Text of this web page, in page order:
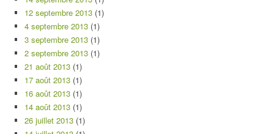
12 septembre 2013 (1)
4 septembre 2013 (1)
3 septembre 2013 (1)
2 septembre 2013 (1)
21 août 2013 (1)
17 août 2013 (1)
16 août 2013 (1)
14 août 2013 (1)
26 juillet 2013 (1)